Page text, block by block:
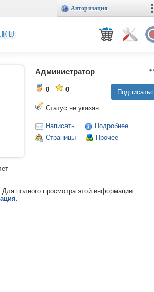
Авторизация
Администратор
0 0
Статус не указан
Написать
Подробнее
Страницы
Прочее
полного просмотра этой информации
.